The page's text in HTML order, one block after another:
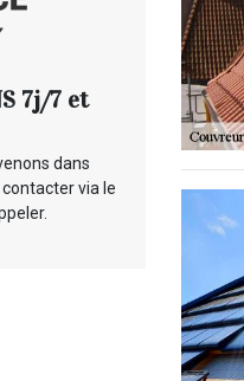
7j/7 et
dans
contacter via le